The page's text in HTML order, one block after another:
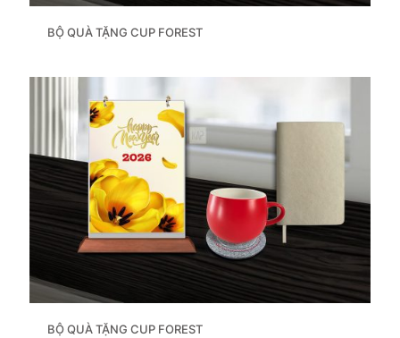
BỘ QUÀ TẶNG CUP FOREST
BỘ QUÀ TẶNG CUP FOREST